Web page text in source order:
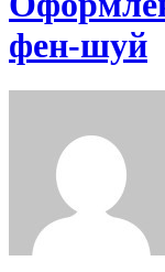
фен-шуй